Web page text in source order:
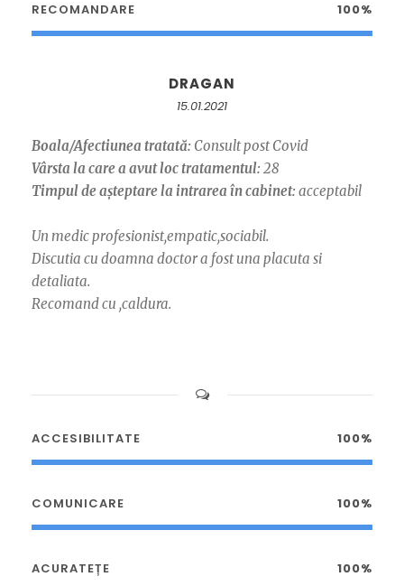
RECOMANDARE 100%
DRAGAN
15.01.2021
Boala/Afectiunea tratată: Consult post Covid
Vârsta la care a avut loc tratamentul: 28
Timpul de așteptare la intrarea în cabinet: acceptabil
Un medic profesionist,empatic,sociabil.
Discutia cu doamna doctor a fost una placuta si
detaliata.
Recomand cu ,caldura.
ACCESIBILITATE 100%
COMUNICARE 100%
ACURATEȚE 100%